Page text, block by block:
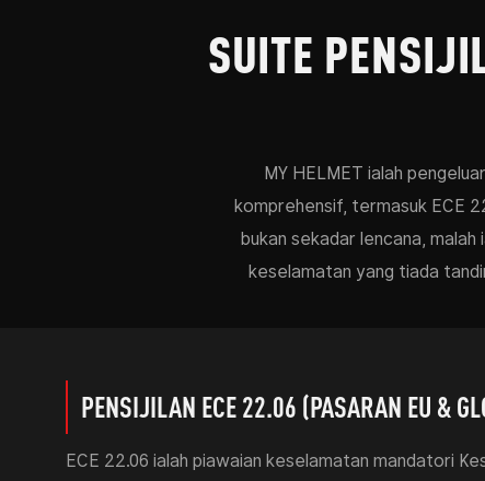
SUITE
MY HELMET ialah
komprehensif, termasuk ECE
bukan sekadar lencana,
keselamatan yang tiada
PENSIJILAN ECE 22.06 (PASARAN EU &
ECE 22.06 ialah piawaian keselamatan mandatori